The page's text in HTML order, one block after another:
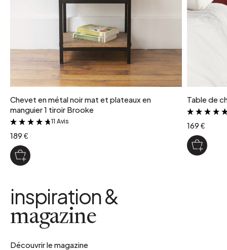
Chevet en métal noir mat et plateaux en
manguier 1 tiroir Brooke
&
11 Avis
189 €
Table de
169 €
inspiration &
magazine
Découvrir le magazine